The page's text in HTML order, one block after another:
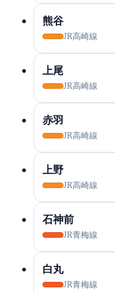
熊谷
JR高崎線
上尾
JR高崎線
赤羽
JR高崎線
上野
JR高崎線
石神前
JR青梅線
白丸
JR青梅線